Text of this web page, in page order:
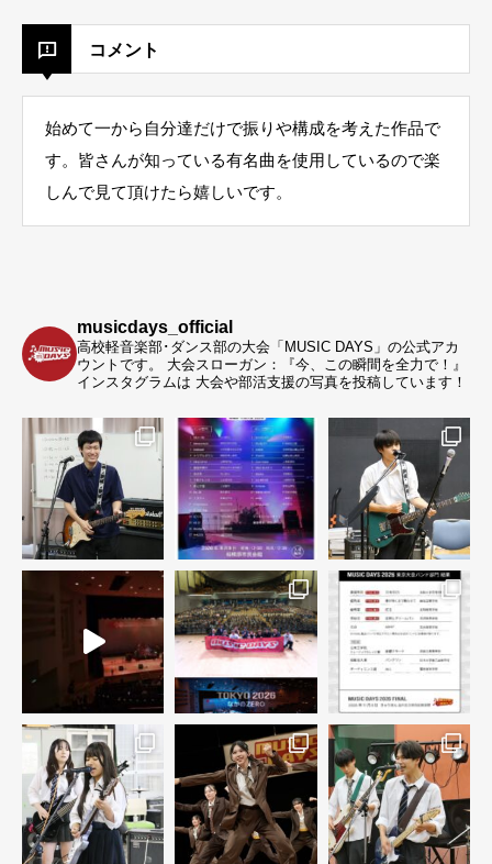
コメント
始めて一から自分達だけで振りや構成を考えた作品で
す。皆さんが知っている有名曲を使用しているので楽
しんで見て頂けたら嬉しいです。
musicdays_official
高校軽音楽部･ダンス部の大会「MUSIC DAYS」の公式アカ
ウントです。
大会スローガン：『今、この瞬間を全力で！』
インスタグラムは 大会や部活支援の写真を投稿しています！